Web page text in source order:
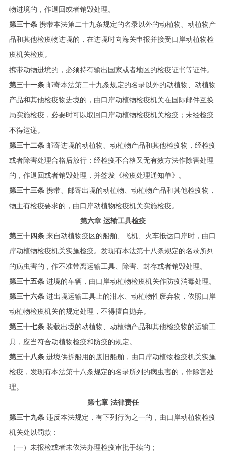
物进境的，作退回或者销毁处理。
第三十条 携带本法第二十九条规定的名录以外的动植物、动植物产
品和其他检疫物进境的，在进境时向海关申报并接受口岸动植物检
疫机关检疫。
携带动物进境的，必须持有输出国家或者地区的检疫证书等证件。
第三十一条 邮寄本法第二十九条规定的名录以外的动植物、动植物
产品和其他检疫物进境的，由口岸动植物检疫机关在国际邮件互换
局实施检疫，必要时可以取回口岸动植物检疫机关检疫；未经检疫
不得运递。
第三十二条 邮寄进境的动植物、动植物产品和其他检疫物，经检疫
或者除害处理合格后放行；经检疫不合格又无有效方法作除害处理
的，作退回或者销毁处理，并签发《检疫处理通知单》。
第三十三条 携带、邮寄出境的动植物、动植物产品和其他检疫物，
物主有检疫要求的，由口岸动植物检疫机关实施检疫。
第六章 运输工具检疫
第三十四条 来自动植物疫区的船舶、飞机、火车抵达口岸时，由口
岸动植物检疫机关实施检疫。发现有本法第十八条规定的名录所列
的病虫害的，作不准带离运输工具、除害、封存或者销毁处理。
第三十五条 进境的车辆，由口岸动植物检疫机关作防疫消毒处理。
第三十六条 进出境运输工具上的泔水、动植物性废弃物，依照口岸
动植物检疫机关的规定处理，不得擅自抛弃。
第三十七条 装载出境的动植物、动植物产品和其他检疫物的运输工
具，应当符合动植物检疫和防疫的规定。
第三十八条 进境供拆船用的废旧船舶，由口岸动植物检疫机关实施
检疫，发现有本法第十八条规定的名录所列的病虫害的，作除害处
理。
第七章 法律责任
第三十九条 违反本法规定，有下列行为之一的，由口岸动植物检疫
机关处以罚款：
（一）未报检或者未依法办理检疫审批手续的；